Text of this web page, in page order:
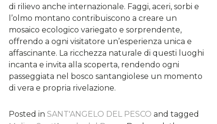
di rilievo anche internazionale. Faggi, aceri, sorbi e
l’olmo montano contribuiscono a creare un
mosaico ecologico variegato e sorprendente,
offrendo a ogni visitatore un’esperienza unica e
affascinante. La ricchezza naturale di questi luoghi
incanta e invita alla scoperta, rendendo ogni
passeggiata nel bosco santangiolese un momento
di vera e propria rivelazione.
Posted in SANT'ANGELO DEL PESCO and tagged